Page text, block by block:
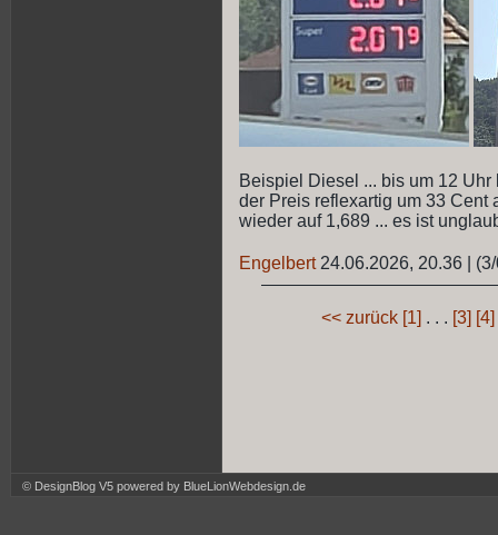
Beispiel Diesel ... bis um 12
der Preis reflexartig um 33 Cent
wieder auf 1,689 ... es ist
Engelbert 24.06.2026, 20.36
<< zurück [1] . . . [3] [4]
© DesignBlog V5 powered by BlueLionWebdesign.de